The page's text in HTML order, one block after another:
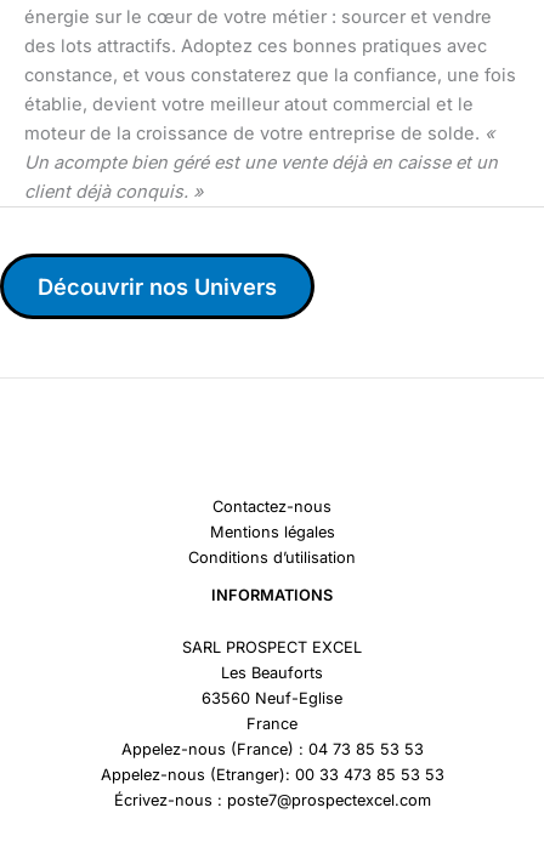
énergie sur le cœur de votre métier : sourcer et vendre
des lots attractifs. Adoptez ces bonnes pratiques avec
constance, et vous constaterez que la confiance, une fois
établie, devient votre meilleur atout commercial et le
moteur de la croissance de votre entreprise de solde. «
Un acompte bien géré est une vente déjà en caisse et un
client déjà conquis. »
Découvrir nos Univers
Contactez-nous
Mentions légales
Conditions d’utilisation
INFORMATIONS
SARL PROSPECT EXCEL
Les Beauforts
63560 Neuf-Eglise
France
Appelez-nous (France) : 04 73 85 53 53
Appelez-nous (Etranger): 00 33 473 85 53 53
Écrivez-nous : poste7@prospectexcel.com